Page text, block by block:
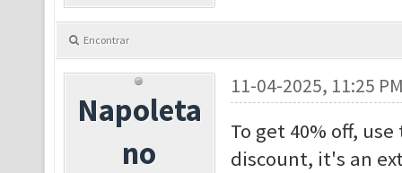
Encontrar
Napoleta
no
11-04-2025, 11:25
To get 40% off,
discount, it's an